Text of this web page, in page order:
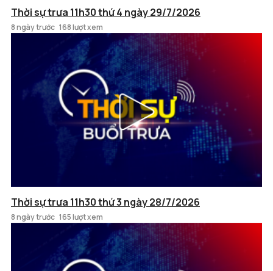
Thời sự trưa 11h30 thứ 4 ngày 29/7/2026
8 ngày trước 168 lượt xem
Thời sự trưa 11h30 thứ 3 ngày 28/7/2026
8 ngày trước 165 lượt xem